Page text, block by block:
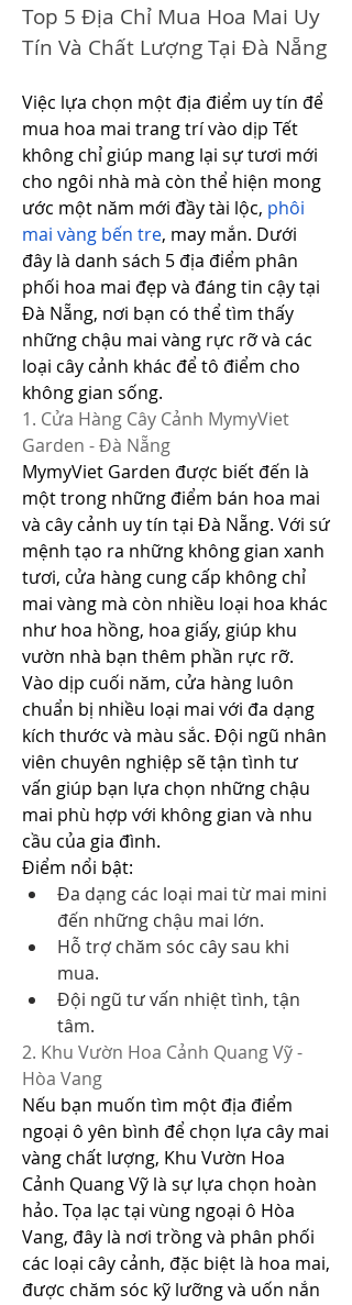
Top 5 Địa Chỉ Mua Hoa Mai Uy
Tín Và Chất Lượng Tại Đà Nẵng
Việc lựa chọn một địa điểm uy tín để
mua hoa mai trang trí vào dịp Tết
không chỉ giúp mang lại sự tươi mới
cho ngôi nhà mà còn thể hiện mong
ước một năm mới đầy tài lộc, phôi
mai vàng bến tre, may mắn. Dưới
đây là danh sách 5 địa điểm phân
phối hoa mai đẹp và đáng tin cậy tại
Đà Nẵng, nơi bạn có thể tìm thấy
những chậu mai vàng rực rỡ và các
loại cây cảnh khác để tô điểm cho
không gian sống.
1. Cửa Hàng Cây Cảnh MymyViet
Garden - Đà Nẵng
MymyViet Garden được biết đến là
một trong những điểm bán hoa mai
và cây cảnh uy tín tại Đà Nẵng. Với sứ
mệnh tạo ra những không gian xanh
tươi, cửa hàng cung cấp không chỉ
mai vàng mà còn nhiều loại hoa khác
như hoa hồng, hoa giấy, giúp khu
vườn nhà bạn thêm phần rực rỡ.
Vào dịp cuối năm, cửa hàng luôn
chuẩn bị nhiều loại mai với đa dạng
kích thước và màu sắc. Đội ngũ nhân
viên chuyên nghiệp sẽ tận tình tư
vấn giúp bạn lựa chọn những chậu
mai phù hợp với không gian và nhu
cầu của gia đình.
Điểm nổi bật:
Đa dạng các loại mai từ mai mini
đến những chậu mai lớn.
Hỗ trợ chăm sóc cây sau khi
mua.
Đội ngũ tư vấn nhiệt tình, tận
tâm.
2. Khu Vườn Hoa Cảnh Quang Vỹ -
Hòa Vang
Nếu bạn muốn tìm một địa điểm
ngoại ô yên bình để chọn lựa cây mai
vàng chất lượng, Khu Vườn Hoa
Cảnh Quang Vỹ là sự lựa chọn hoàn
hảo. Tọa lạc tại vùng ngoại ô Hòa
Vang, đây là nơi trồng và phân phối
các loại cây cảnh, đặc biệt là hoa mai,
được chăm sóc kỹ lưỡng và uốn nắn